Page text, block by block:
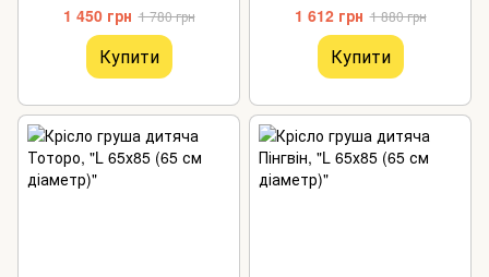
1 450 грн 1 780 грн
Купити
1 612 грн 1 880 грн
Купити